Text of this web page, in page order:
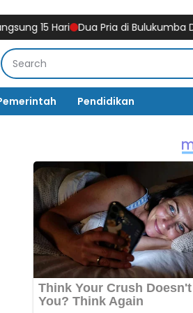
Hari Dua Pria di Bulukumba
Pendidikan